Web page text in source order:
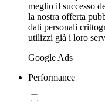
meglio il successo
la nostra offerta
dati personali
utilizzi già i loro
Google Ads
Performance